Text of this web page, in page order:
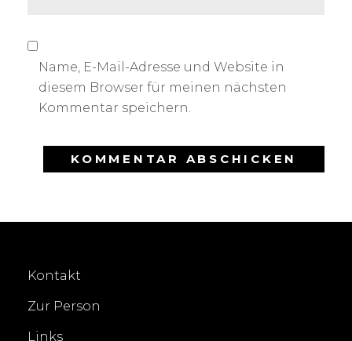
Name, E-Mail-Adresse und Website in
diesem Browser für meinen nächsten
Kommentar speichern.
Kontakt
Zur Person
Links